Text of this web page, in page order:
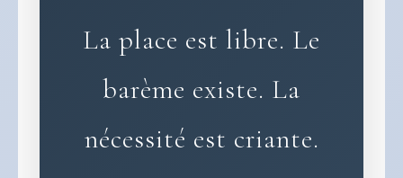
La place est libre. Le
barème existe. La
nécessité est criante.